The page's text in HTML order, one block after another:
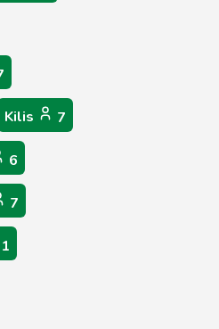
Kilis 7
6
7